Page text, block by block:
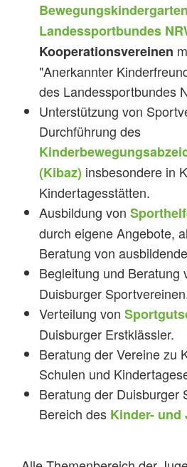
Landessportbundes
Kooperationsvereinen
"Anerkannter
des Landessportbundes
Unterstützung von
Durchführung des
(Kibaz) insbesondere in
Kindertagesstätten.
Ausbildung von
durch eigene Angebote,
Beratung von
Begleitung und Beratung
Duisburger
Verteilung von
Duisburger Erstklässler.
Beratung der Vereine zu
Schulen und
Beratung der Duisburger
Bereich des Kinder- und